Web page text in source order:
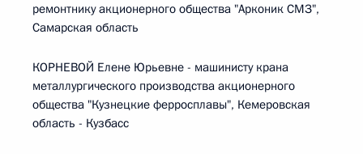
ремонтнику акционерного общества "Арконик СМЗ",
Самарская область
КОРНЕВОЙ Елене Юрьевне - машинисту крана
металлургического производства акционерного
общества "Кузнецкие ферросплавы", Кемеровская
область - Кузбасс